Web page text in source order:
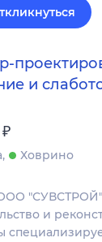
и
₽
Ховрино
ООО
и